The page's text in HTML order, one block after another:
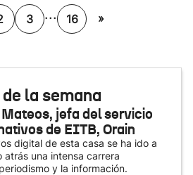
3 ... 16 »
la semana
jefa del servicio
de EITB, Orain
digital de esta casa se ha ido a
atrás una intensa carrera
y la información.